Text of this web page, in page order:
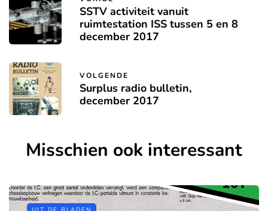
SSTV activiteit vanuit
ruimtestation ISS tussen 5 en 8
december 2017
VOLGENDE
Surplus radio bulletin,
december 2017
Misschien ook interessant